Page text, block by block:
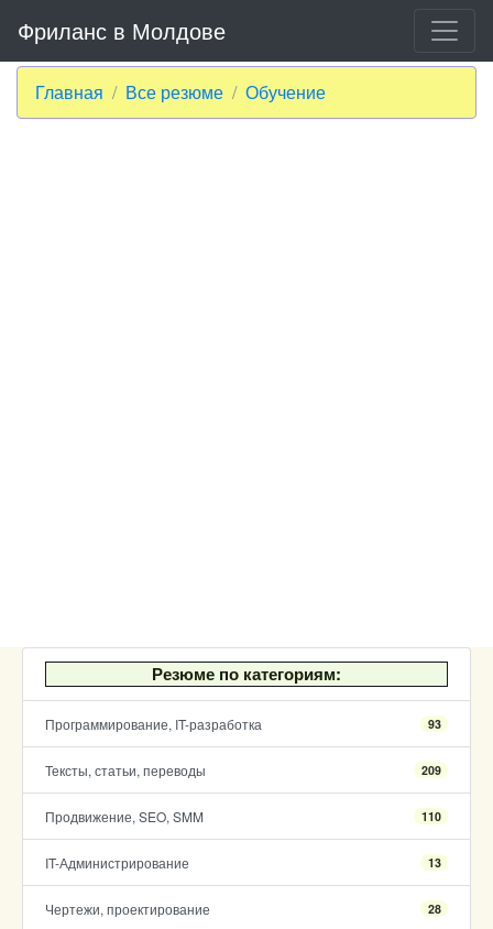
Фриланс в Молдове
Главная Все резюме Обучение
Резюме по категориям:
Программирование, IT-разработка 93
Тексты, статьи, переводы 209
Продвижение, SEO, SMM 110
IT-Администрирование 13
Чертежи, проектирование 28